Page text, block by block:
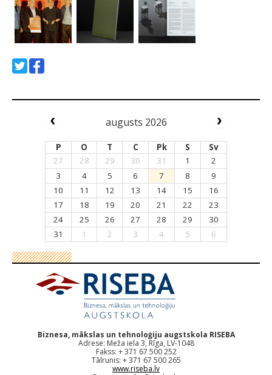
augusts 2026
P O T C Pk S
Sv
27
28 29 30 31 1
2
3
4 5 6 7 8
9
10
11 12 13 14 15
16
17
18 19 20 21 22
23
24
25 26 27 28 29
30
31
1 2 3 4 5 6
Biznesa, mākslas un tehnoloģiju augstskola RISEBA
Adrese: Meža iela 3, Rīga, LV-1048
Fakss: + 371 67 500 252
Tālrunis: + 371 67 500 265
www.riseba.lv